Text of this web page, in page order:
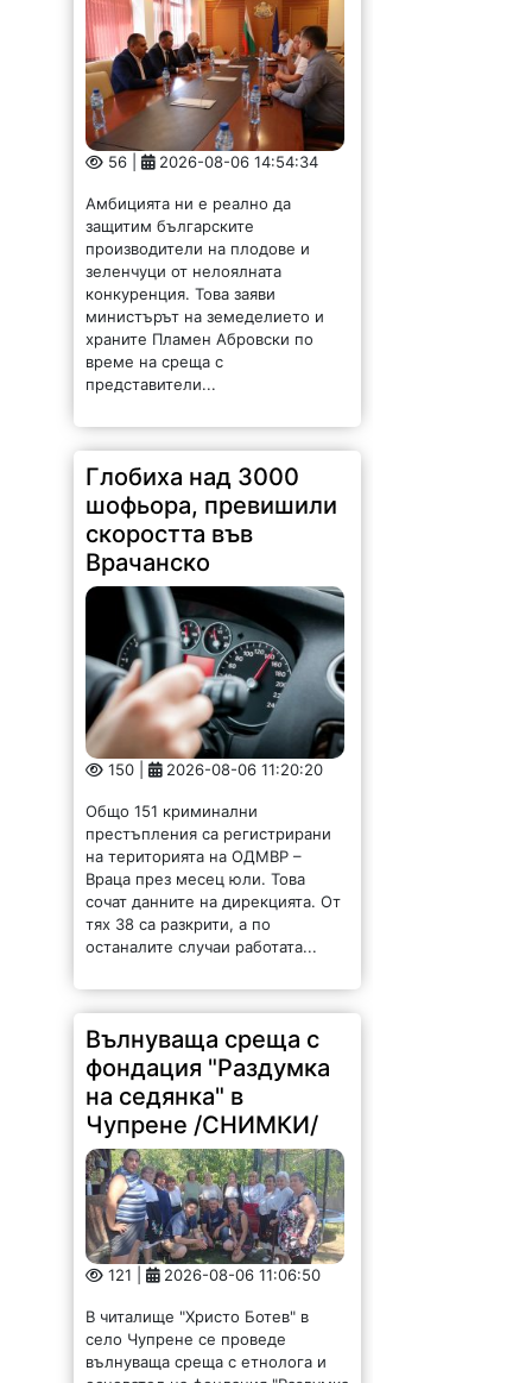
56 | 2026-08-06 14:54:34
Амбицията ни е реално да
защитим българските
производители на плодове и
зеленчуци от нелоялната
конкуренция. Това заяви
министърът на земеделието и
храните Пламен Абровски по
време на среща с
представители...
Глобиха над 3000
шофьора, превишили
скоростта във
Врачанско
150 | 2026-08-06 11:20:20
Общо 151 криминални
престъпления са регистрирани
на територията на ОДМВР –
Враца през месец юли. Това
сочат данните на дирекцията. От
тях 38 са разкрити, а по
останалите случаи работата...
Вълнуваща среща с
фондация "Раздумка
на седянка" в
Чупрене /СНИМКИ/
121 | 2026-08-06 11:06:50
В читалище "Христо Ботев" в
село Чупрене се проведе
вълнуваща среща с етнолога и